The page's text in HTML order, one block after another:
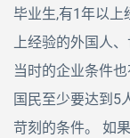
毕业生,有1年以上
上经验的外国人
当时的企业条件
国民至少要达到5
苛刻的条件。 如